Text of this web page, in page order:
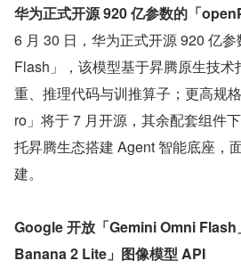
华为正式开源 920 亿参数的「
6 月 30 日，华为正式开源 920 亿
Flash」，该模型基于昇腾原生技
重、推理代码与训推算子；更高规
ro」将于 7 月开源，其余配套组件
托昇腾生态搭建 Agent 智能底座，
建。
Google 开放「Gemini Omni
Banana 2 Lite」图像模型 API